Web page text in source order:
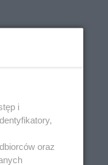
i
oraz